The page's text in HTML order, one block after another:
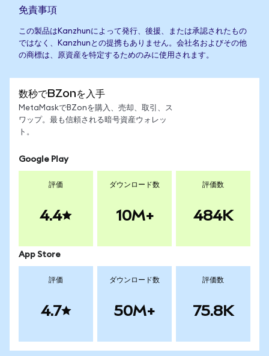
免責事項
この製品はKanzhunによって発行、後援、または承認されたもの
ではなく、Kanzhunとの提携もありません。会社名およびその他
の商標は、原資産を特定するためのみに使用されます。
数秒でBZonを入手
MetaMaskでBZonを購入、売却、取引、ス
ワップ。最も信頼される暗号資産ウォレッ
ト。
Google Play
評価
4.4
ダウンロード数
10M+
評価数
484K
App Store
評価
4.7
ダウンロード数
50M+
評価数
75.8K